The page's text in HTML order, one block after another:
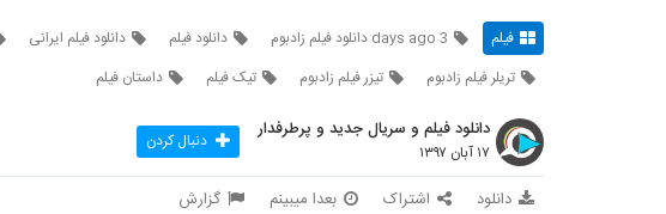
فیلم 3 days ago دانلود فیلم زادبوم دانلود فیلم دانلود فیلم ایرانی
تریلر فیلم زادبوم
تیزر فیلم زادبوم تیک فیلم داستان فیلم
دانلود فیلم و سریال جدید و پرطرفدار
۱۷ آبان ۱۳۹۷ دنبال کردن
دانلود اشتراک بعدا میبینم گزارش